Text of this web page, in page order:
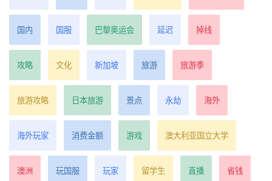
国内 国服 巴黎奥运会 延迟 掉线
攻略 文化 新加坡 旅游 旅游季
旅游攻略 日本旅游 景点 永劫 海外
海外玩家 消费金额 游戏 澳大利亚国立大学
澳洲 玩国服 玩家 留学生 直播 省钱